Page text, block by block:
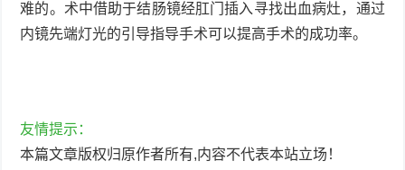
难的。术中借助于结肠镜经肛门插入寻找出血病灶，通过
内镜先端灯光的引导指导手术可以提高手术的成功率。
友情提示：
本篇文章版权归原作者所有,内容不代表本站立场！